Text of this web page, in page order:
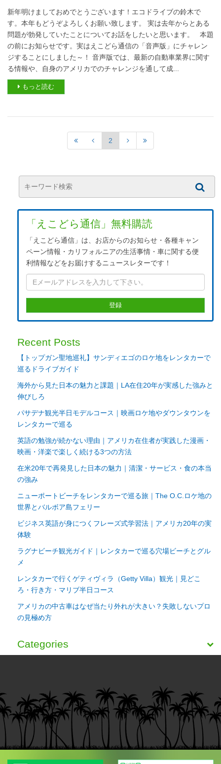
新年明けましておめでとうございます！エコドライブの鈴木で
す。本年もどうぞよろしくお願い致します。 実は去年からとある
問題が勃発していたことについてお話をしたいと思います。 本題
の前にお知らせです。実はえこどら通信の「音声版」にチャレン
ジすることにしました～！ 音声版では、最新の自動車業界に関す
る情報や、自身のアメリカでのチャレンジを通して成...
もっと読む
2
「えこどら通信」無料購読
「えこどら通信」は、お店からのお知らせ・各種キャン
ペーン情報・カリフォルニアの生活事情・車に関する便
利情報などをお届けするニュースレターです！
Recent Posts
【トップガン聖地巡礼】サンディエゴのロケ地をレンタカーで
巡るドライブガイド
海外から見た日本の魅力と課題｜LA在住20年が実感した強みと
伸びしろ
パサデナ観光半日モデルコース｜映画ロケ地やダウンタウンを
レンタカーで巡る
英語の勉強が続かない理由｜アメリカ在住者が実践した漫画・
映画・洋楽で楽しく続ける3つの方法
在米20年で再発見した日本の魅力｜清潔・サービス・食の本当
の強み
ニューポートビーチをレンタカーで巡る旅｜The O.C.ロケ地の
世界とバルボア島フェリー
ビジネス英語が身につくフレーズ式学習法｜アメリカ20年の実
体験
ラグナビーチ観光ガイド｜レンタカーで巡る穴場ビーチとグル
メ
レンタカーで行くゲティヴィラ（Getty Villa）観光｜見どこ
ろ・行き方・マリブ半日コース
アメリカの中古車はなぜ当たり外れが大きい？失敗しないプロ
の見極め方
Categories